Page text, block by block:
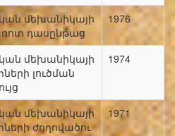
մեխանիկայի
դասընթաց
1976
մեխանիկայի
լուծման
1974
մեխանիկայի
ժողովածու
1971